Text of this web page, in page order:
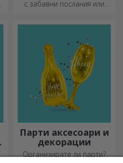
с забавни послания или
Парти аксесоари и
декорации
Организирате ли парти?